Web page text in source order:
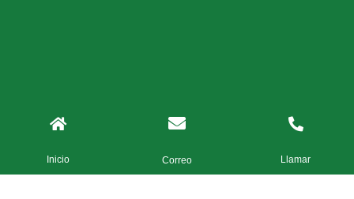
Inicio Correo Llamar